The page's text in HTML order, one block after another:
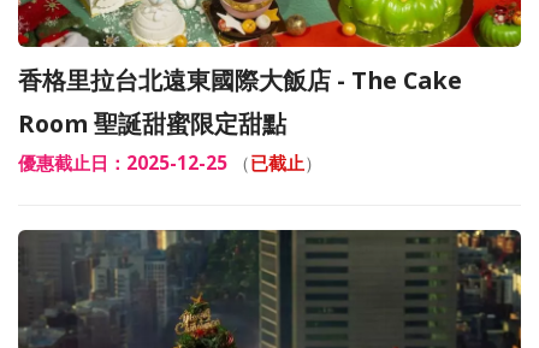
香格里拉台北遠東國際大飯店 - The Cake
Room 聖誕甜蜜限定甜點
優惠截止日：2025-12-25 （已截止）